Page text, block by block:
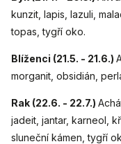
kunzit, lapis, lazuli,
topas, tygří oko.
Blíženci (21.5. - 21.6.)
morganit, obsidián,
Rak (22.6. - 22.7.)
jadeit, jantar, karneol,
sluneční kámen, tygří